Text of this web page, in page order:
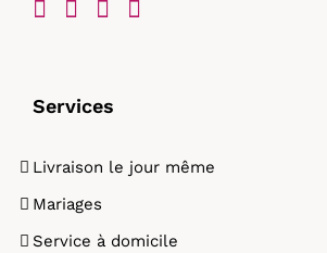
Services
Livraison le jour même
Mariages
Service à domicile